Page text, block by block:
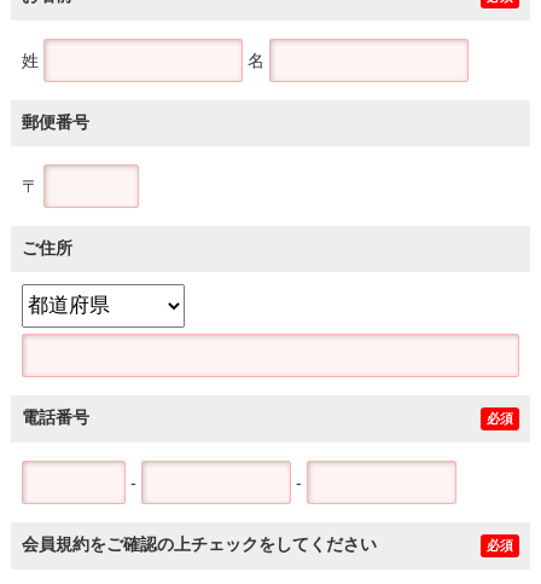
姓 名
郵便番号
〒
ご住所
電話番号 必須
- -
会員規約をご確認の上チェックをしてください 必須